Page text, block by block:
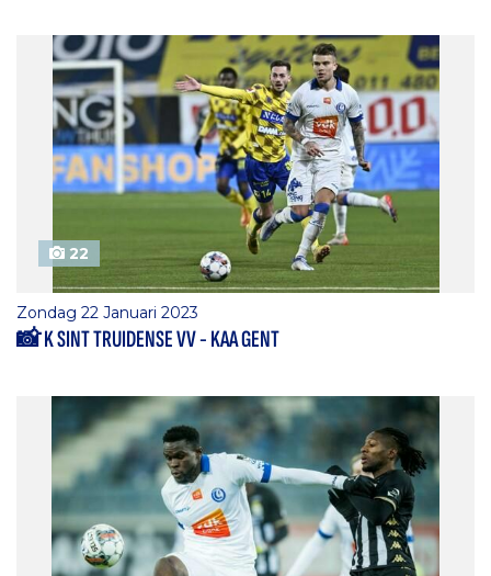
22
Zondag 22 Januari 2023
📸 K SINT TRUIDENSE VV - KAA GENT